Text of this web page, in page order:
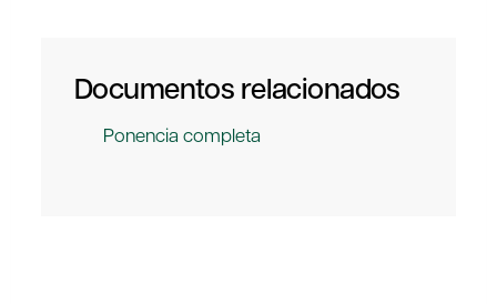
Documentos relacionados
Ponencia completa